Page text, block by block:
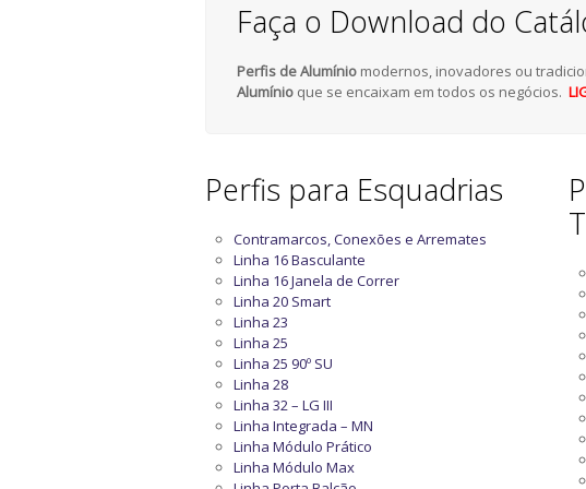
Faça o Download do
Perfis de Alumínio modernos, inovadores ou
Alumínio que se encaixam em todos os negócios.
Perfis para Esquadrias
Contramarcos, Conexões e Arremates
Linha 16 Basculante
Linha 16 Janela de Correr
Linha 20 Smart
Linha 23
Linha 25
Linha 25 90º SU
Linha 28
Linha 32 – LG III
Linha Integrada – MN
Linha Módulo Prático
Linha Módulo Max